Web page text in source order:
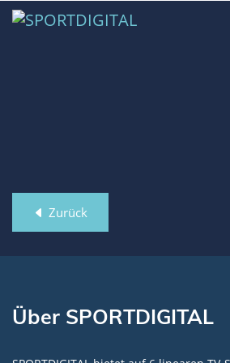
Zurück
Über SPORTDIGITAL